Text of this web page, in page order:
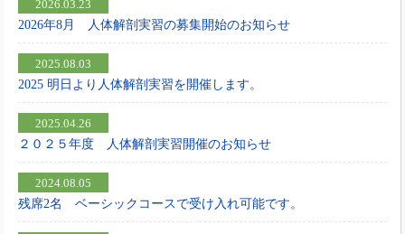
2026.03.23
2026年8月 人体解剖実習の募集開始のお知らせ
2025.08.03
2025 明日より人体解剖実習を開催します。
2025.04.26
２０２５年度 人体解剖実習開催のお知らせ
2024.08.05
残席2名 ベーシックコースで受け入れ可能です。